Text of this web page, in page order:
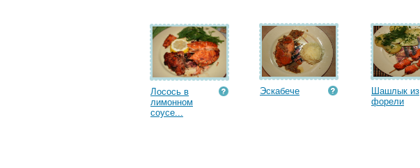
Лосось в
лимонном
соусе...
Эскабече
Шашлык из
форели